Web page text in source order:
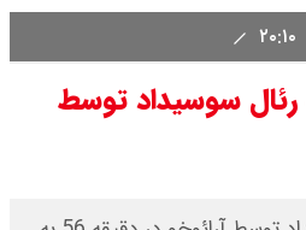
رئال سوسیداد توسط